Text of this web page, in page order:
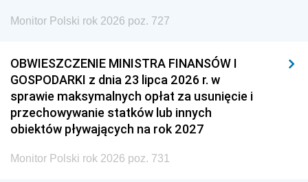
Monitor Polski rok 2026 poz. 727
OBWIESZCZENIE MINISTRA FINANSÓW I
GOSPODARKI z dnia 23 lipca 2026 r. w
sprawie maksymalnych opłat za usunięcie i
przechowywanie statków lub innych
obiektów pływających na rok 2027
Monitor Polski rok 2026 poz. 731